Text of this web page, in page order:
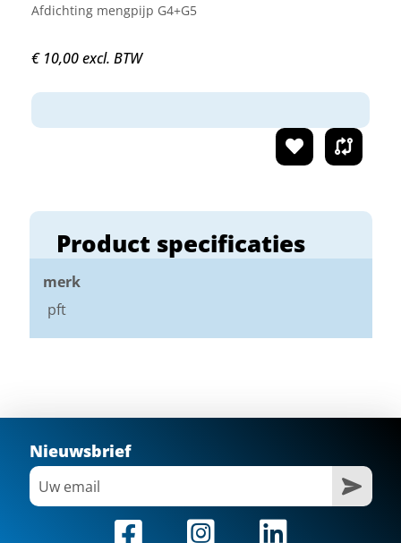
Product specificaties
merk
pft
Afdichting mengpijp G4+G5
€ 10,00 excl. BTW
Nieuwsbrief